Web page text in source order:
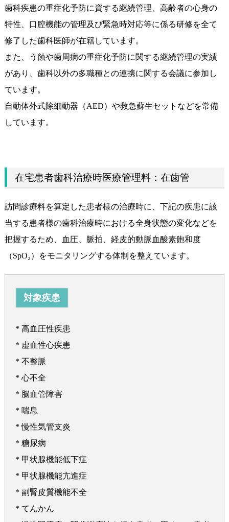
歯科疾患の重症化予防に資する継続管理、高齢者の心身の
特性、口腔機能の管理及び緊急時対応等に係る研修を全て
修了した歯科医師が在籍しています。
また、う蝕や歯周病の重症化予防に関する継続管理の実績
があり、歯科以外の多職種との連携に関する会議に参加し
ています。
自動体外式除細動器（AED）や救急蘇生セットなどを常備
しています。
在宅患者歯科治療時医療管理料：在歯管
訪問診療料を算定した患者様の治療時に、下記の疾患に該
当する患者様の歯科治療時における全身状態の変化などを
把握するため、血圧、脈拍、経皮的動脈血酸素飽和度
（SpO₂）をモニタリングする体制を整えています。
対象疾患
* 高血圧性疾患
* 虚血性心疾患
* 不整脈
* 心不全
* 脳血管障害
* 喘息
* 慢性気管支炎
* 糖尿病
* 甲状腺機能低下症
* 甲状腺機能亢進症
* 副腎皮質機能不全
* てんかん